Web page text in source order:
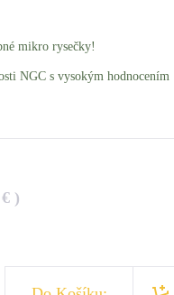
mikro rysečky!
NGC s vysokým hodnocením
)